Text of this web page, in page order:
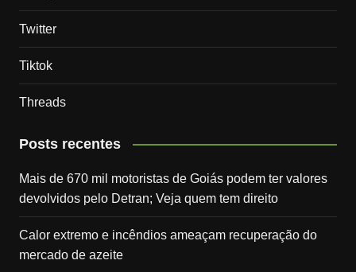
Twitter
Tiktok
Threads
Posts recentes
Mais de 670 mil motoristas de Goiás podem ter valores
devolvidos pelo Detran; Veja quem tem direito
Calor extremo e incêndios ameaçam recuperação do
mercado de azeite